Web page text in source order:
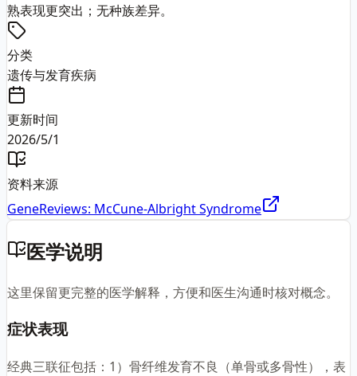
熟表现更突出；无种族差异。
分类
遗传与发育疾病
更新时间
2026/5/1
资料来源
GeneReviews: McCune-Albright Syndrome
医学说明
这里保留更完整的医学解释，方便和医生沟通时核对概念。
症状表现
经典三联征包括：1）骨纤维发育不良（单骨或多骨性），表